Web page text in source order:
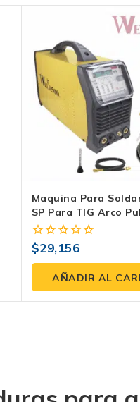
Maquina Para
SP Para TIG Arco
Marca Weld500
0
fuera
5
$29,156
AÑADIR AL